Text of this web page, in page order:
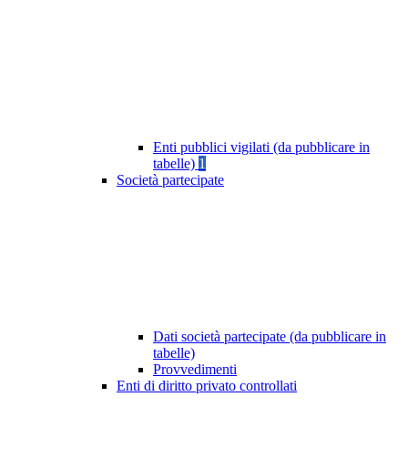
Enti pubblici vigilati (da pubblicare in
tabelle) 1
Società partecipate
Dati società partecipate (da pubblicare in
tabelle)
Provvedimenti
Enti di diritto privato controllati